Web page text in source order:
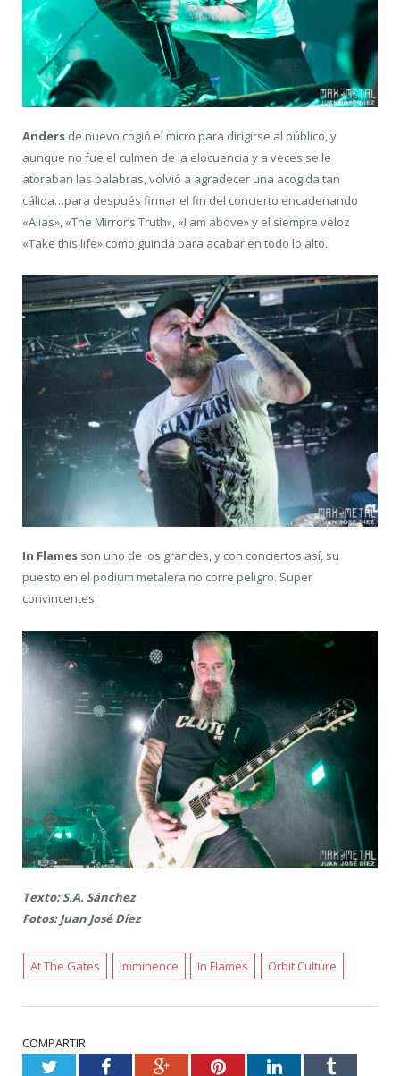
Anders de nuevo cogió el micro para dirigirse al público, y
aunque no fue el culmen de la elocuencia y a veces se le
atoraban las palabras, volvió a agradecer una acogida tan
cálida…para después firmar el fin del concierto encadenando
«Alias», «The Mirror’s Truth», «I am above» y el siempre veloz
«Take this life» como guinda para acabar en todo lo alto.
In Flames son uno de los grandes, y con conciertos así, su
puesto en el podium metalera no corre peligro. Super
convincentes.
Texto: S.A. Sánchez
Fotos: Juan José Díez
At The Gates Imminence In Flames Orbit Culture
COMPARTIR
TwitterFacebookGoogle+PinterestLinkedInTumblr